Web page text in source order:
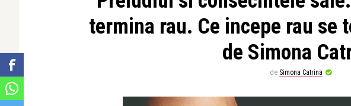
termina rau. Ce incepe rau se
de Simona
de Simona Catrina